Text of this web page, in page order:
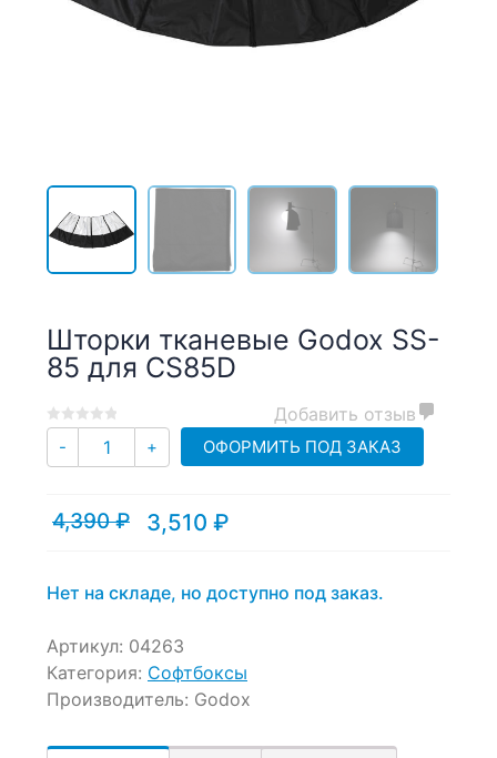
Шторки тканевые Godox SS-
85 для CS85D
05
on
0
Добавить отзыв
- Количество
+ ОФОРМИТЬ ПОД ЗАКАЗ
4,390₽
Первоначальная
4,390 ₽.
3,510 ₽
Текущая
Нет на складе, но доступно под заказ.
Артикул: 04263
Категория: Софтбоксы
Производитель: Godox